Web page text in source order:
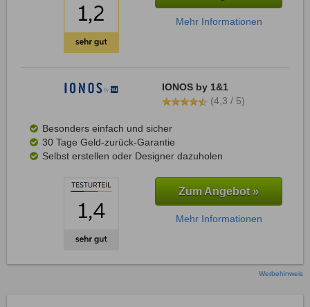
Mehr Informationen
IONOS by 1&1
(4,3 / 5)
Besonders einfach und sicher
30 Tage Geld-zurück-Garantie
Selbst erstellen oder Designer dazuholen
Zum Angebot »
Mehr Informationen
Werbehinweis